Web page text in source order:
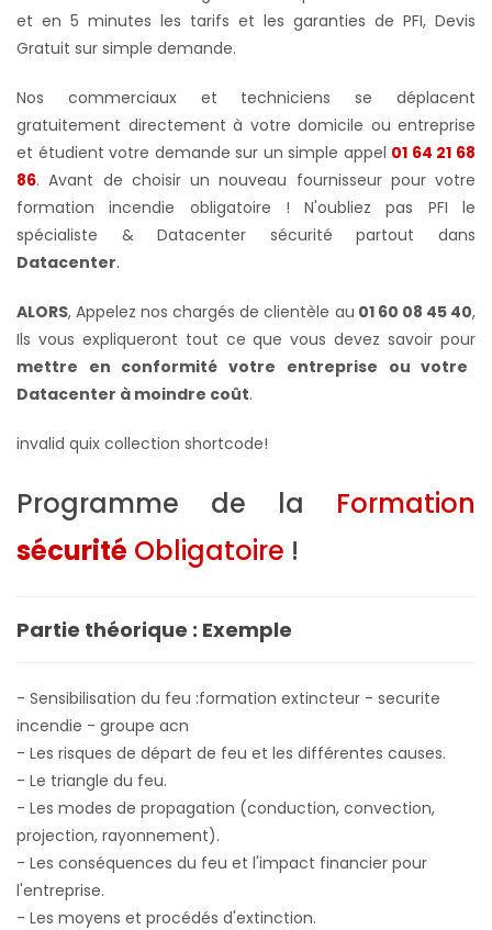
et en 5 minutes les tarifs et les garanties de PFI, Devis
Gratuit sur simple demande.
Nos commerciaux et techniciens se déplacent
gratuitement directement à votre domicile ou entreprise
et étudient votre demande sur un simple appel 01 64 21 68
86. Avant de choisir un nouveau fournisseur pour votre
formation incendie obligatoire ! N'oubliez pas PFI le
spécialiste & Datacenter sécurité partout dans
Datacenter.
ALORS, Appelez nos chargés de clientèle au 01 60 08 45 40,
Ils vous expliqueront tout ce que vous devez savoir pour
mettre en conformité votre entreprise ou votre
Datacenter à moindre coût.
invalid quix collection shortcode!
Programme de la Formation
sécurité Obligatoire !
Partie théorique : Exemple
- Sensibilisation du feu :formation extincteur - securite
incendie - groupe acn
- Les risques de départ de feu et les différentes causes.
- Le triangle du feu.
- Les modes de propagation (conduction, convection,
projection, rayonnement).
- Les conséquences du feu et l'impact financier pour
l'entreprise.
- Les moyens et procédés d'extinction.